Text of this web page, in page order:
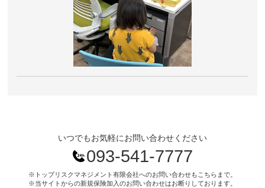
いつでもお気軽にお問い合わせください
093-541-7777
※トップリスクマネジメント有限会社へのお問い合わせもこちらまで。
※当サイトからの新規保険加入のお問い合わせはお断りしております。